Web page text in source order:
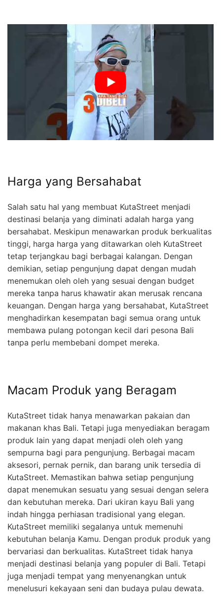
Harga yang Bersahabat
Salah satu hal yang membuat KutaStreet menjadi
destinasi belanja yang diminati adalah harga yang
bersahabat. Meskipun menawarkan produk berkualitas
tinggi, harga harga yang ditawarkan oleh KutaStreet
tetap terjangkau bagi berbagai kalangan. Dengan
demikian, setiap pengunjung dapat dengan mudah
menemukan oleh oleh yang sesuai dengan budget
mereka tanpa harus khawatir akan merusak rencana
keuangan. Dengan harga yang bersahabat, KutaStreet
menghadirkan kesempatan bagi semua orang untuk
membawa pulang potongan kecil dari pesona Bali
tanpa perlu membebani dompet mereka.
Macam Produk yang Beragam
KutaStreet tidak hanya menawarkan pakaian dan
makanan khas Bali. Tetapi juga menyediakan beragam
produk lain yang dapat menjadi oleh oleh yang
sempurna bagi para pengunjung. Berbagai macam
aksesori, pernak pernik, dan barang unik tersedia di
KutaStreet. Memastikan bahwa setiap pengunjung
dapat menemukan sesuatu yang sesuai dengan selera
dan kebutuhan mereka. Dari ukiran kayu Bali yang
indah hingga perhiasan tradisional yang elegan.
KutaStreet memiliki segalanya untuk memenuhi
kebutuhan belanja Kamu. Dengan produk produk yang
bervariasi dan berkualitas. KutaStreet tidak hanya
menjadi destinasi belanja yang populer di Bali. Tetapi
juga menjadi tempat yang menyenangkan untuk
menelusuri kekayaan seni dan budaya pulau dewata.